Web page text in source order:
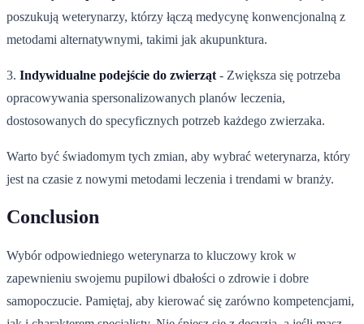
poszukują weterynarzy, którzy łączą medycynę konwencjonalną z
metodami alternatywnymi, takimi jak akupunktura.
3. Indywidualne podejście do zwierząt - Zwiększa się potrzeba
opracowywania spersonalizowanych planów leczenia,
dostosowanych do specyficznych potrzeb każdego zwierzaka.
Warto być świadomym tych zmian, aby wybrać weterynarza, który
jest na czasie z nowymi metodami leczenia i trendami w branży.
Conclusion
Wybór odpowiedniego weterynarza to kluczowy krok w
zapewnieniu swojemu pupilowi dbałości o zdrowie i dobre
samopoczucie. Pamiętaj, aby kierować się zarówno kompetencjami,